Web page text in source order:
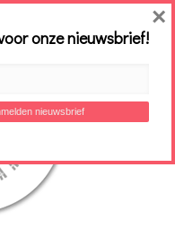
onze nieuwsbrief!
×